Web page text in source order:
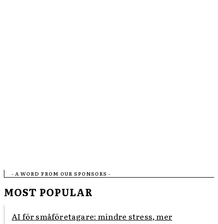
- A WORD FROM OUR SPONSORS -
MOST POPULAR
AI för småföretagare: mindre stress, mer